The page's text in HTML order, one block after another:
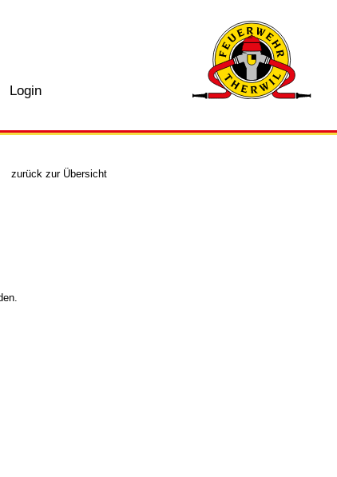
Login
zurück zur Übersicht